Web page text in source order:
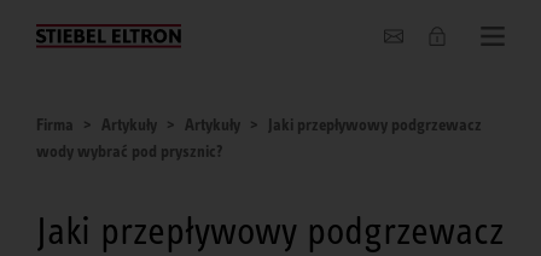
O nas
Firma Artykuły Artykuły
Jaki przepływowy podgrzewacz
wody wybrać pod prysznic?
Jaki przepływowy podgrzewacz